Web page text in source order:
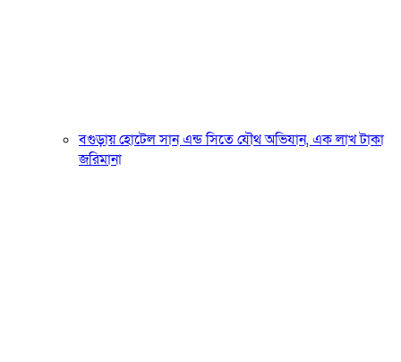
বগুড়ায় হোটেল সান এন্ড সিতে যৌথ অভিযান, এক লাখ টাকা
জরিমানা